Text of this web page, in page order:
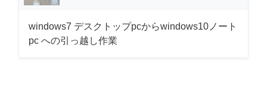
windows7 デスクトップpcからwindows10ノート
pc への引っ越し作業